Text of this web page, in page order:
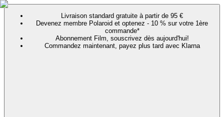
Livraison standard gratuite à partir de 95 €
Devenez membre Polaroid et optenez - 10 % sur votre 1ère
commande*
Abonnement Film, souscrivez dès aujourd'hui!
Commandez maintenant, payez plus tard avec Klarna